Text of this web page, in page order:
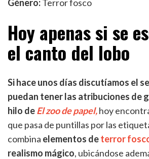
Género:Terror fosco
Hoy apenas si se
el canto del lobo
Si hace unos días discutíamos el
puedan tener las atribuciones de
hilo deEl zoo de papel,hoy
que pasa de puntillas por las
combina elementos deterror
realismo mágico, ubicándose